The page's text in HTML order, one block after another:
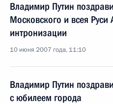
Владимир Путин
Московского и всея Руси
интронизации
10 июня 2007 года, 11:10
Владимир Путин
с юбилеем города